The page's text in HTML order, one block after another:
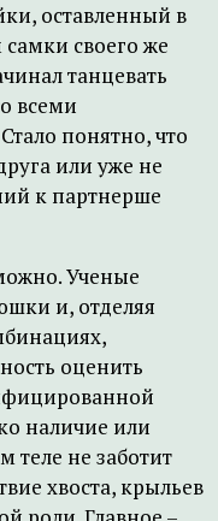
оставленный в
своего же
танцевать
всеми
понятно, что
или уже не
к партнерше
Ученые
и, отделяя
оценить
наличие или
теле не заботит
хвоста, крыльев